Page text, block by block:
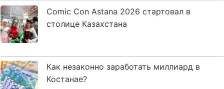
Comic Con Astana 2026 стартовал в
столице Казахстана
Как незаконно заработать миллиард в
Костанае?